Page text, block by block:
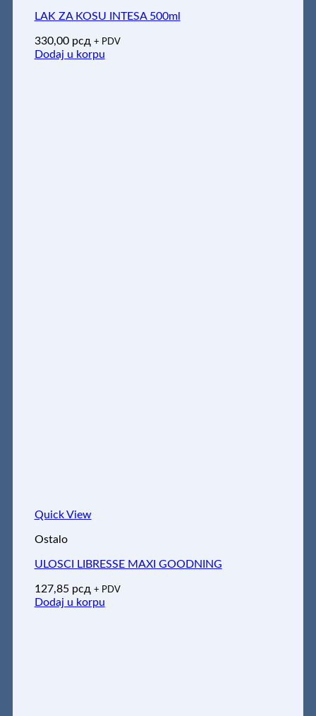
LAK ZA KOSU INTESA 500ml
330,00 рсд + PDV
Dodaj u korpu
Quick View
Ostalo
ULOSCI LIBRESSE MAXI GOODNING
127,85 рсд + PDV
Dodaj u korpu